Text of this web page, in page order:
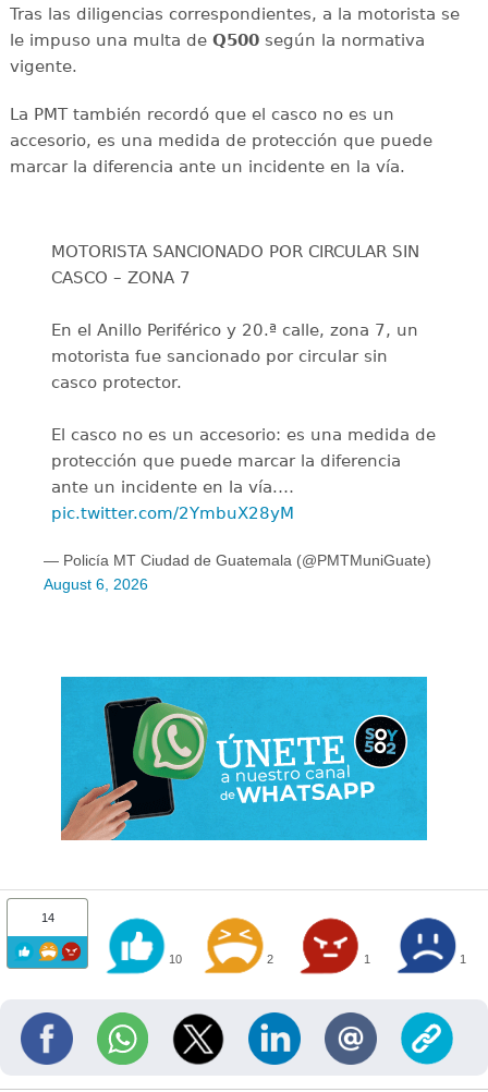
Tras las diligencias correspondientes, a la motorista se
le impuso una multa de Q500según la normativa
vigente.
La PMT también recordó que el casco no es un
accesorio, es una medida de protección que puede
marcar la diferencia ante un incidente en la vía.
MOTORISTA SANCIONADO POR CIRCULAR SIN
CASCO – ZONA 7
En el Anillo Periférico y 20.ª calle, zona 7, un
motorista fue sancionado por circular sin
casco protector.
El casco no es un accesorio: es una medida de
protección que puede marcar la diferencia
ante un incidente en la vía.…
pic.twitter.com/2YmbuX28yM
— Policía MT Ciudad de Guatemala (@PMTMuniGuate)
August 6, 2026
14
10 2 1 1